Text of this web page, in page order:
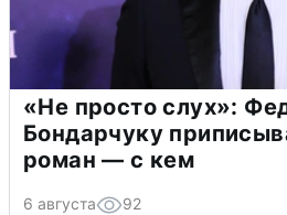
«Не просто слух»:
Бондарчуку
роман — с кем
6 августа 92